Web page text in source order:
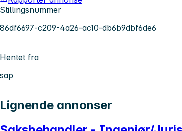
Stillingsnummer
86df6697-c209-4a26-ac10-db6b9dbf6de6
Hentet fra
sap
Lignende annonser